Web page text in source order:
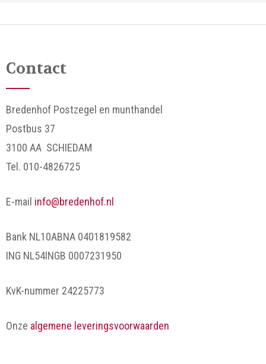
Contact
Bredenhof Postzegel en munthandel
Postbus 37
3100 AA SCHIEDAM
Tel. 010-4826725
E-mail info@bredenhof.nl
Bank NL10ABNA 0401819582
ING NL54INGB 0007231950
KvK-nummer 24225773
Onze algemene leveringsvoorwaarden